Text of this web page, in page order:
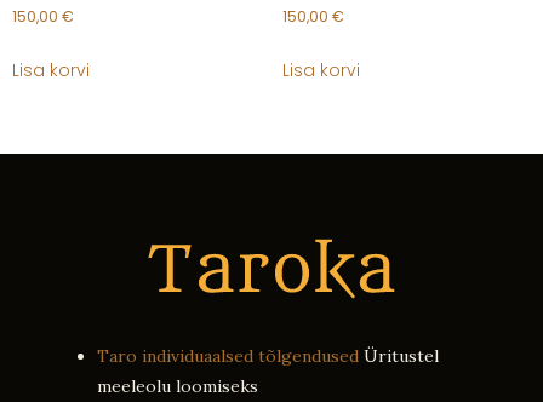
150,00 €
Lisa korvi
150,00 €
Lisa korvi
Taro individuaalsed tõlgendused Üritustel
meeleolu loomiseks